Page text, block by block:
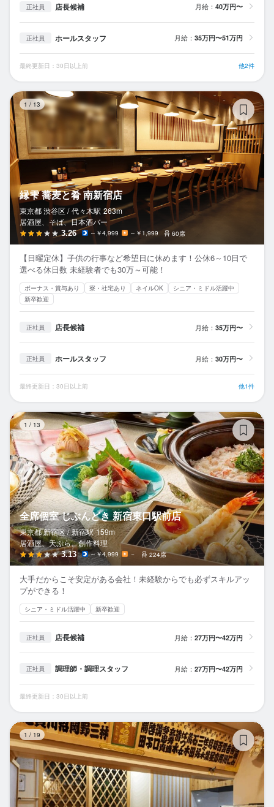
正社員 店長候補 月給： 40万円〜
正社員 ホールスタッフ 月給： 35万円〜51万円
最終更新日：30日以上前 他2件
1 / 13
縁雫 蕎麦と肴 南新宿店
東京都 渋谷区 / 代々木駅 263m
居酒屋、そば、日本酒バー
3.26 ～￥4,999 ～￥1,999 60席
【日曜定休】子供の行事など希望日に休めます！公休6～10日で
選べる休日数 未経験者でも30万～可能！
ボーナス・賞与あり 寮・社宅あり ネイルOK
シニア・ミドル活躍中
新卒歓迎
正社員 店長候補 月給： 35万円〜
正社員 ホールスタッフ 月給： 30万円〜
最終更新日：30日以上前 他1件
1 / 13
全席個室 じぶんどき 新宿東口駅前店
東京都 新宿区 / 新宿駅 159m
居酒屋、天ぷら、創作料理
3.13 ～￥4,999 － 224席
大手だからこそ安定がある会社！未経験からでも必ずスキルアッ
プができる！
シニア・ミドル活躍中 新卒歓迎
正社員 店長候補 月給： 27万円〜42万円
正社員 調理師・調理スタッフ 月給： 27万円〜42万円
最終更新日：30日以上前
1 / 19